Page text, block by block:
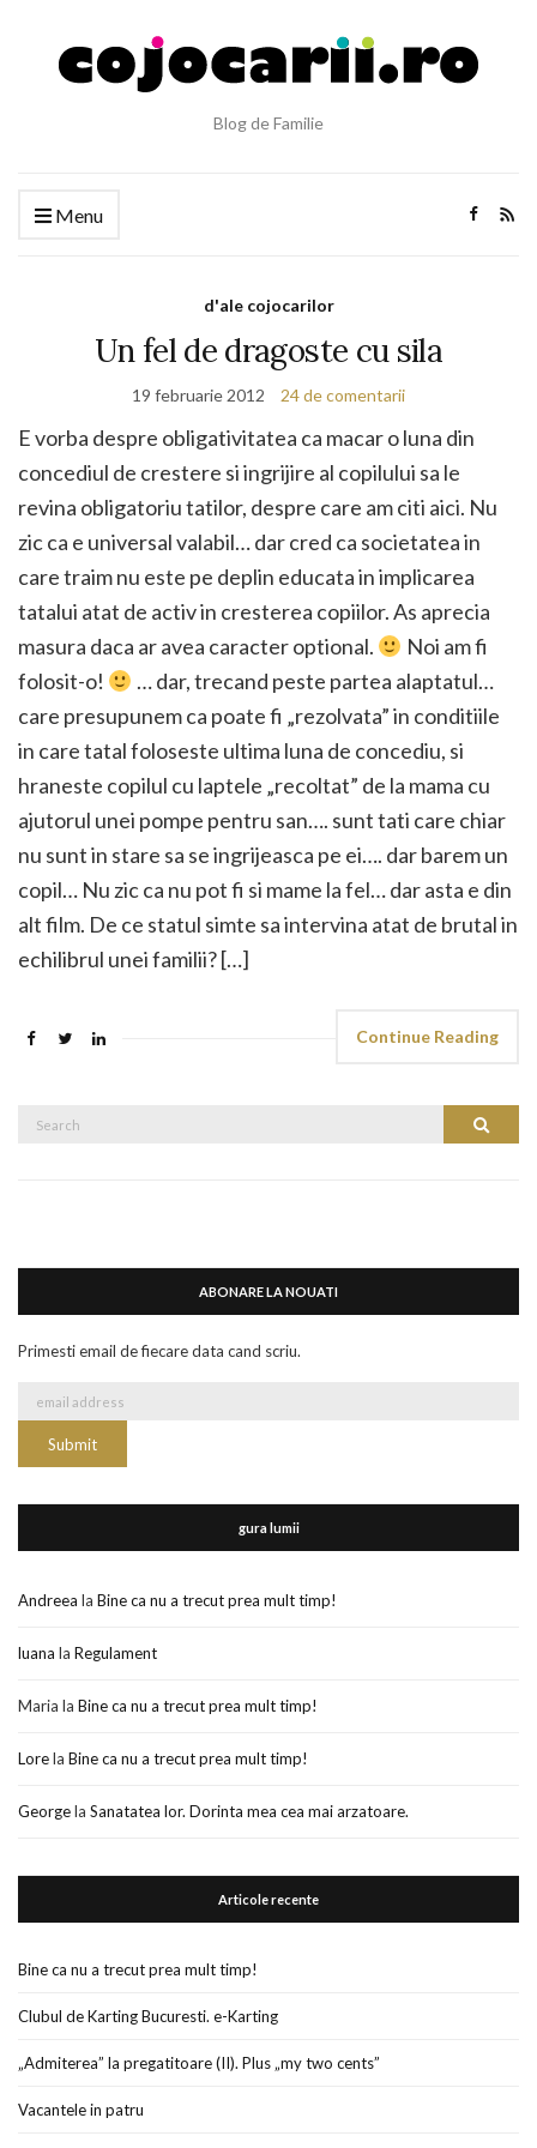
Blog de Familie
Menu
d'ale cojocarilor
Un fel de dragoste cu sila
19 februarie 2012 24 de comentarii
E vorba despre obligativitatea ca macar o luna din
concediul de crestere si ingrijire al copilului sa le
revina obligatoriu tatilor, despre care am citi aici. Nu
zic ca e universal valabil… dar cred ca societatea in
care traim nu este pe deplin educata in implicarea
tatalui atat de activ in cresterea copiilor. As aprecia
masura daca ar avea caracter optional.
Noi am fi
folosit-o!
… dar, trecand peste partea alaptatul…
care presupunem ca poate fi „rezolvata” in conditiile
in care tatal foloseste ultima luna de concediu, si
hraneste copilul cu laptele „recoltat” de la mama cu
ajutorul unei pompe pentru san…. sunt tati care chiar
nu sunt in stare sa se ingrijeasca pe ei…. dar barem un
copil… Nu zic ca nu pot fi si mame la fel… dar asta e din
alt film. De ce statul simte sa intervina atat de brutal in
echilibrul unei familii? […]
Continue Reading
Search
ABONARE LA NOUATI
Primesti email de fiecare data cand scriu.
gura lumii
Andreea la Bine ca nu a trecut prea mult timp!
luana la Regulament
Maria la Bine ca nu a trecut prea mult timp!
Lorela Bine ca nu a trecut prea mult timp!
Georgela Sanatatea lor. Dorinta mea cea mai arzatoare.
Articole recente
Bine ca nu a trecut prea mult timp!
Clubul de Karting Bucuresti. e-Karting
„Admiterea” la pregatitoare (II). Plus „my two cents”
Vacantele in patru